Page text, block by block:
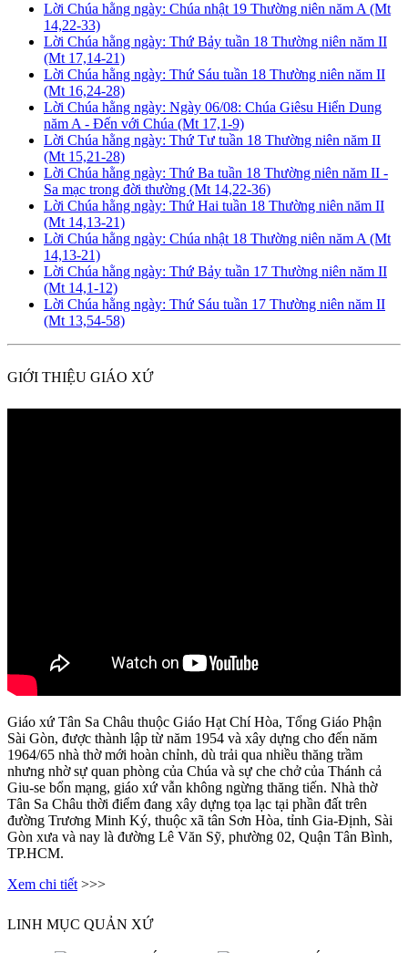
Lời Chúa hằng ngày: Chúa nhật 19 Thường niên năm A (Mt
14,22-33)
Lời Chúa hằng ngày: Thứ Bảy tuần 18 Thường niên năm II
(Mt 17,14-21)
Lời Chúa hằng ngày: Thứ Sáu tuần 18 Thường niên năm II
(Mt 16,24-28)
Lời Chúa hằng ngày: Ngày 06/08: Chúa Giêsu Hiển Dung
năm A - Đến với Chúa (Mt 17,1-9)
Lời Chúa hằng ngày: Thứ Tư tuần 18 Thường niên năm II
(Mt 15,21-28)
Lời Chúa hằng ngày: Thứ Ba tuần 18 Thường niên năm II -
Sa mạc trong đời thường (Mt 14,22-36)
Lời Chúa hằng ngày: Thứ Hai tuần 18 Thường niên năm II
(Mt 14,13-21)
Lời Chúa hằng ngày: Chúa nhật 18 Thường niên năm A (Mt
14,13-21)
Lời Chúa hằng ngày: Thứ Bảy tuần 17 Thường niên năm II
(Mt 14,1-12)
Lời Chúa hằng ngày: Thứ Sáu tuần 17 Thường niên năm II
(Mt 13,54-58)
GIỚI THIỆU GIÁO XỨ
Giáo xứ Tân Sa Châu thuộc Giáo Hạt Chí Hòa, Tổng Giáo Phận
Sài Gòn, được thành lập từ năm 1954 và xây dựng cho đến năm
1964/65 nhà thờ mới hoàn chỉnh, dù trải qua nhiều thăng trầm
nhưng nhờ sự quan phòng của Chúa và sự che chở của Thánh cả
Giu-se bổn mạng, giáo xứ vẫn không ngừng thăng tiến. Nhà thờ
Tân Sa Châu thời điểm đang xây dựng tọa lạc tại phần đất trên
đường Trương Minh Ký, thuộc xã tân Sơn Hòa, tỉnh Gia-Định, Sài
Gòn xưa và nay là đường Lê Văn Sỹ, phường 02, Quận Tân Bình,
TP.HCM.
Xem chi tiết >>>
LINH MỤC QUẢN XỨ